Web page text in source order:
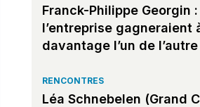
Franck-Philippe Georgin :
l’entreprise gagneraient
davantage l’un de
RENCONTRES
Léa Schnebelen (Grand